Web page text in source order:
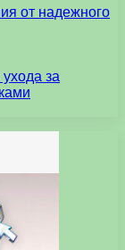
от надежного
за